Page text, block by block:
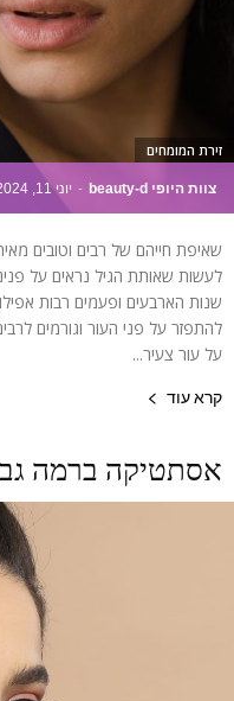
צוות היופי beauty-d - יוני 11, 2024
זירת המומחים
שאיפת חייהם של רבים וטובים
לעשות שאותת הגיל נראים על
שנות הארבעים ופעמים רבות
להתפזר על פני העור וגורמים
על עור צעיר...
קרא עוד
אסתטיקה ברמה